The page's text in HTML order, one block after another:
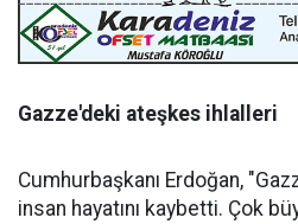
Gazze'deki ateşkes ihlalleri
Cumhurbaşkanı Erdoğan,
insan hayatını kaybetti. Çok